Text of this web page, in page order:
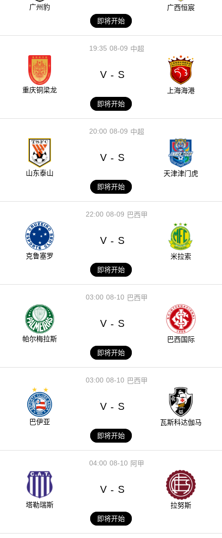
广州豹
广西恒宸
即将开始
08-09
19:35 中超
重庆铜梁龙
V - S
上海海港
即将开始
08-09
20:00 中超
山东泰山
V - S
天津津门虎
即将开始
08-09
22:00 巴西甲
克鲁塞罗
V - S
米拉索
即将开始
08-10
03:00 巴西甲
帕尔梅拉斯
V - S
巴西国际
即将开始
08-10
03:00 巴西甲
巴伊亚
V - S
瓦斯科达伽马
即将开始
08-10
04:00 阿甲
塔勒瑞斯
V - S
拉努斯
即将开始